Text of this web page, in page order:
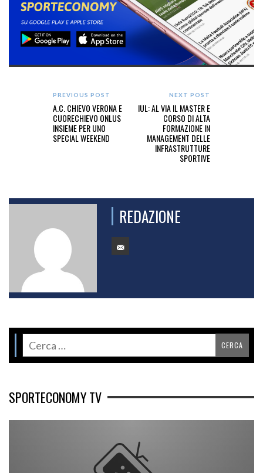
PREVIOUS POST
A.C. CHIEVO VERONA E
CUORECHIEVO ONLUS
INSIEME PER UNO
SPECIAL WEEKEND
NEXT POST
IUL: AL VIA IL MASTER E
CORSO DI ALTA
FORMAZIONE IN
MANAGEMENT DELLE
INFRASTRUTTURE
SPORTIVE
REDAZIONE
SPORTECONOMY TV